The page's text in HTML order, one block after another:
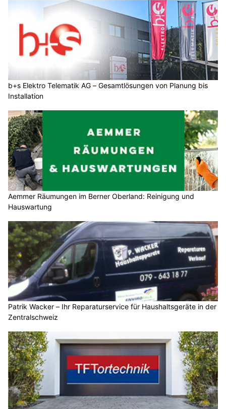
b+s Elektro Telematik AG – Gesamtlösungen von Planung bis
Installation
Aemmer Räumungen im Berner Oberland: Reinigung und
Hauswartung
Patrik Wacker – Ihr Reparaturservice für Haushaltsgeräte in der
Zentralschweiz